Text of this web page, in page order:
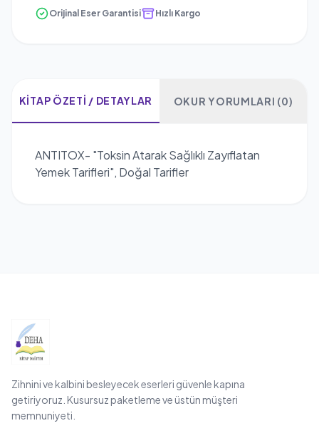
Orijinal Eser Garantisi Hızlı Kargo
KITAP ÖZETI / DETAYLAR OKUR YORUMLARI (0)
ANTITOX- "Toksin Atarak Sağlıklı Zayıflatan
Yemek Tarifleri", Doğal Tarifler
Zihnini ve kalbini besleyecek eserleri güvenle kapına
getiriyoruz. Kusursuz paketleme ve üstün müşteri
memnuniyeti.